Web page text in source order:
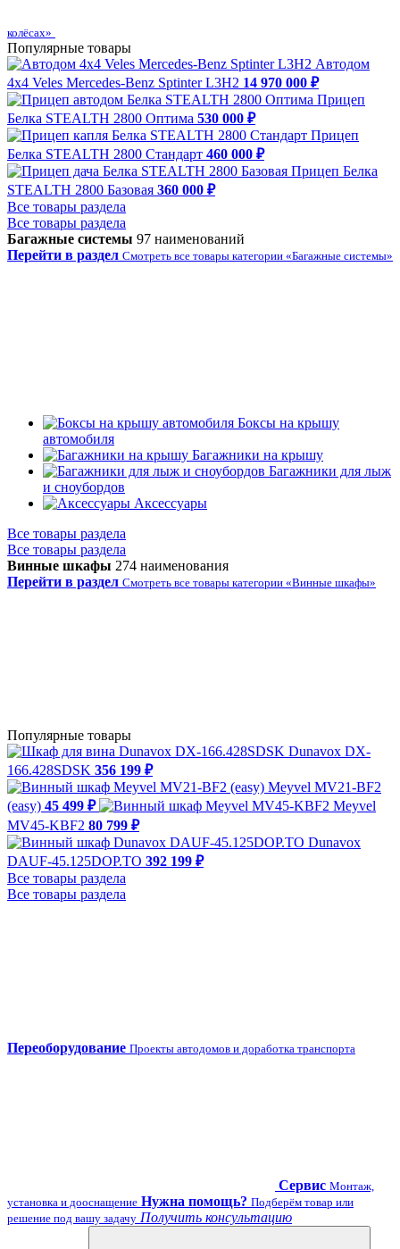
колёсах»
Популярные товары
Автодом
4х4 Veles Mercedes-Benz Sptinter L3H2 14 970 000 ₽
Прицеп
Белка STEALTH 2800 Оптима 530 000 ₽
Прицеп
Белка STEALTH 2800 Стандарт 460 000 ₽
Прицеп Белка
STEALTH 2800 Базовая 360 000 ₽
Все товары раздела
Все товары раздела
Багажные системы 97 наименований
Перейти в раздел Смотреть все товары категории «Багажные системы»
Боксы на крышу
автомобиля
Багажники на крышу
Багажники для лыж
и сноубордов
Аксессуары
Все товары раздела
Все товары раздела
Винные шкафы 274 наименования
Перейти в раздел Смотреть все товары категории «Винные шкафы»
Популярные товары
Dunavox DX-
166.428SDSK 356 199 ₽
Meyvel MV21-BF2
(easy) 45 499 ₽
Meyvel
MV45-KBF2 80 799 ₽
Dunavox
DAUF-45.125DOP.TO 392 199 ₽
Все товары раздела
Все товары раздела
Переоборудование Проекты автодомов и доработка транспорта
Сервис Монтаж,
установка и дооснащение Нужна помощь? Подберём товар или
решение под вашу задачу Получить консультацию